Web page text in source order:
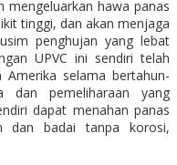
mengeluarkan hawa panas
tinggi, dan akan menjaga
penghujan yang lebat
UPVC ini sendiri telah
selama bertahun-
dan pemeliharaan yang
dapat menahan panas
dan badai tanpa korosi,